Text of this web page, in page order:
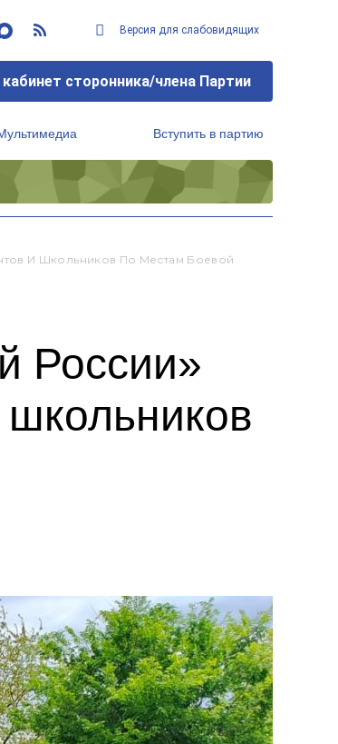
Версия для слабовидящих
сторонника/члена Партии
Вступить в партию
И Школьников По Местам Боевой
России»
школьников